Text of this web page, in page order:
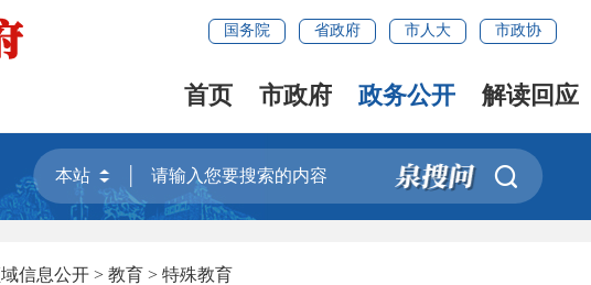
国务院 省政府 市人大 市政协
首页 市政府 政务公开 解读回应

信息公开 > 教育 > 特殊教育